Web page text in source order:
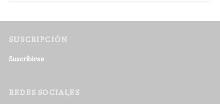
SUSCRIPCIÓN
Suscribirse
REDES SOCIALES